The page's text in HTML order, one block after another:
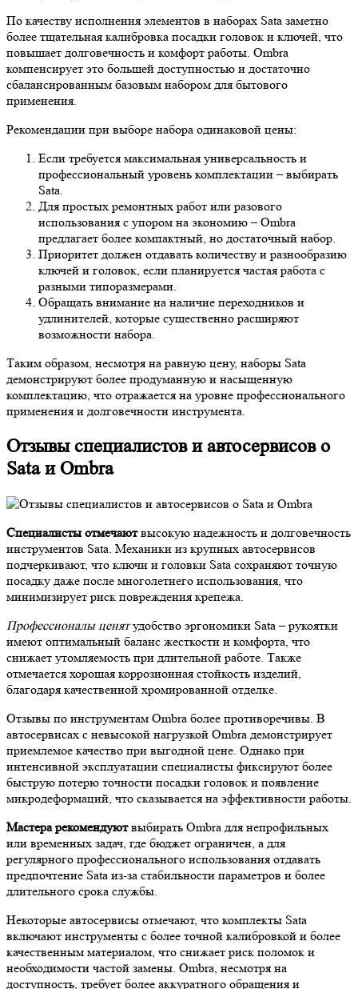
По качеству исполнения элементов в наборах Sata заметно
более тщательная калибровка посадки головок и ключей, что
повышает долговечность и комфорт работы. Ombra
компенсирует это большей доступностью и достаточно
сбалансированным базовым набором для бытового
применения.
Рекомендации при выборе набора одинаковой цены:
Если требуется максимальная универсальность и
профессиональный уровень комплектации – выбирать
Sata.
Для простых ремонтных работ или разового
использования с упором на экономию – Ombra
предлагает более компактный, но достаточный набор.
Приоритет должен отдавать количеству и разнообразию
ключей и головок, если планируется частая работа с
разными типоразмерами.
Обращать внимание на наличие переходников и
удлинителей, которые существенно расширяют
возможности набора.
Таким образом, несмотря на равную цену, наборы Sata
демонстрируют более продуманную и насыщенную
комплектацию, что отражается на уровне профессионального
применения и долговечности инструмента.
Отзывы специалистов и автосервисов о
Sata и Ombra
Специалисты отмечаютвысокую надежность и долговечность
инструментов Sata. Механики из крупных автосервисов
подчеркивают, что ключи и головки Sata сохраняют точную
посадку даже после многолетнего использования, что
минимизирует риск повреждения крепежа.
Профессионалы ценятудобство эргономики Sata – рукоятки
имеют оптимальный баланс жесткости и комфорта, что
снижает утомляемость при длительной работе. Также
отмечается хорошая коррозионная стойкость изделий,
благодаря качественной хромированной отделке.
Отзывы по инструментам Ombra более противоречивы. В
автосервисах с невысокой нагрузкой Ombra демонстрирует
приемлемое качество при выгодной цене. Однако при
интенсивной эксплуатации специалисты фиксируют более
быструю потерю точности посадки головок и появление
микродеформаций, что сказывается на эффективности работы.
Мастера рекомендуютвыбирать Ombra для непрофильных
или временных задач, где бюджет ограничен, а для
регулярного профессионального использования отдавать
предпочтение Sata из-за стабильности параметров и более
длительного срока службы.
Некоторые автосервисы отмечают, что комплекты Sata
включают инструменты с более точной калибровкой и более
качественным материалом, что снижает риск поломок и
необходимости частой замены. Ombra, несмотря на
доступность, требует более аккуратного обращения и